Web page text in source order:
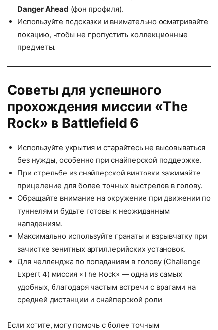
Danger Ahead (фон профиля).
Используйте подсказки и внимательно осматривайте
локацию, чтобы не пропустить коллекционные
предметы.
Советы для успешного
прохождения миссии «The
Rock» в Battlefield 6
Используйте укрытия и старайтесь не высовываться
без нужды, особенно при снайперской поддержке.
При стрельбе из снайперской винтовки зажимайте
прицеление для более точных выстрелов в голову.
Обращайте внимание на окружение при движении по
туннелям и будьте готовы к неожиданным
нападениям.
Максимально используйте гранаты и взрывчатку при
зачистке зенитных артиллерийских установок.
Для челленджа по попаданиям в голову (Challenge
Expert 4) миссия «The Rock» — одна из самых
удобных, благодаря частым встречи с врагами на
средней дистанции и снайперской роли.
Если хотите, могу помочь с более точным